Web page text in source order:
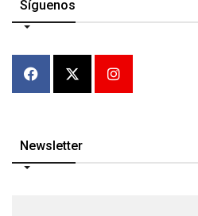
Síguenos
Newsletter